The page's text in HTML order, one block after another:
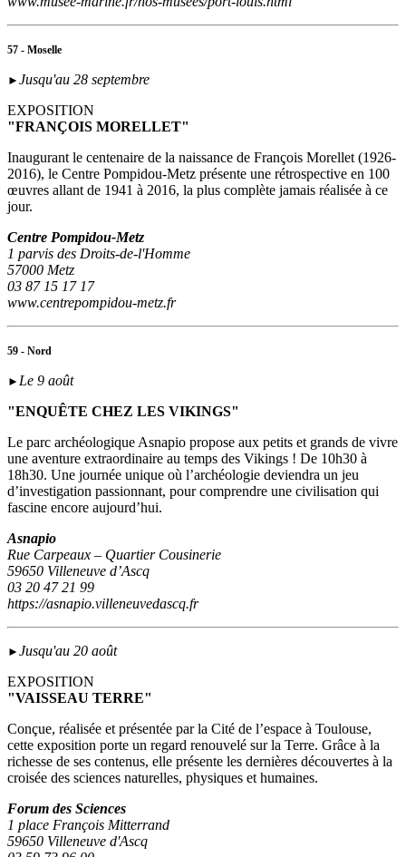
57 - Moselle
► Jusqu'au 28 septembre
EXPOSITION
"FRANÇOIS MORELLET"
Inaugurant le centenaire de la naissance de François Morellet (1926-
2016), le Centre Pompidou-Metz présente une rétrospective en 100
œuvres allant de 1941 à 2016, la plus complète jamais réalisée à ce
jour.
Centre Pompidou-Metz
1 parvis des Droits-de-l'Homme
57000 Metz
03 87 15 17 17
www.centrepompidou-metz.fr
59 - Nord
► Le 9 août
"ENQUÊTE CHEZ LES VIKINGS"
Le parc archéologique Asnapio propose aux petits et grands de vivre
une aventure extraordinaire au temps des Vikings ! De 10h30 à
18h30. Une journée unique où l’archéologie deviendra un jeu
d’investigation passionnant, pour comprendre une civilisation qui
fascine encore aujourd’hui.
Asnapio
Rue Carpeaux – Quartier Cousinerie
59650 Villeneuve d’Ascq
03 20 47 21 99
https://asnapio.villeneuvedascq.fr
► Jusqu'au 20 août
EXPOSITION
"VAISSEAU TERRE"
Conçue, réalisée et présentée par la Cité de l’espace à Toulouse,
cette exposition porte un regard renouvelé sur la Terre. Grâce à la
richesse de ses contenus, elle présente les dernières découvertes à la
croisée des sciences naturelles, physiques et humaines.
Forum des Sciences
1 place François Mitterrand
59650 Villeneuve d'Ascq